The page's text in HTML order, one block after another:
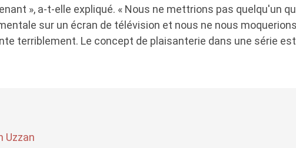
», a-t-elle expliqué. « Nous ne mettrions pas quelqu'un
sur un écran de télévision et nous ne nous
terriblement. Le concept de plaisanterie dans une série
Uzzan